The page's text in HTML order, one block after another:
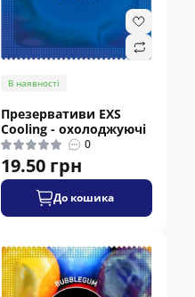
В наявності
Презервативи EXS
Cooling - охолоджуючі
0
19.50 грн
До кошика